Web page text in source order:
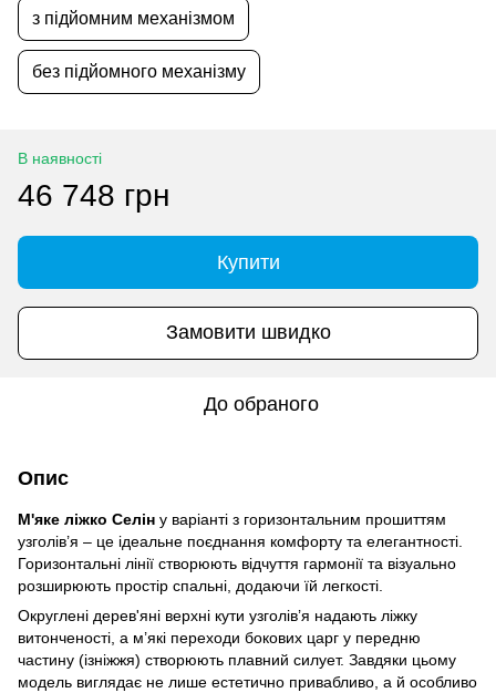
з підйомним механізмом
без підйомного механізму
В наявності
46 748 грн
Купити
Замовити швидко
До обраного
Опис
М'яке ліжко Селін у варіанті з горизонтальним прошиттям
узголів’я – це ідеальне поєднання комфорту та елегантності.
Горизонтальні лінії створюють відчуття гармонії та візуально
розширюють простір спальні, додаючи їй легкості.
Округлені дерев'яні верхні кути узголів’я надають ліжку
витонченості, а м’які переходи бокових царг у передню
частину (ізніжжя) створюють плавний силует. Завдяки цьому
модель виглядає не лише естетично привабливо, а й особливо